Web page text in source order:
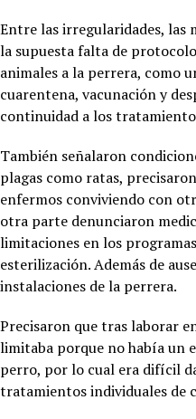
Entre las irregularidades, las
la supuesta falta de
animales a la perrera, como
cuarentena, vacunación y
continuidad a los
También señalaron
plagas como ratas,
enfermos conviviendo con
otra parte denunciaron
limitaciones en los
esterilización. Además de
instalaciones de la perrera.
Precisaron que tras laborar
limitaba porque no había un
perro, por lo cual era difícil
tratamientos individuales de